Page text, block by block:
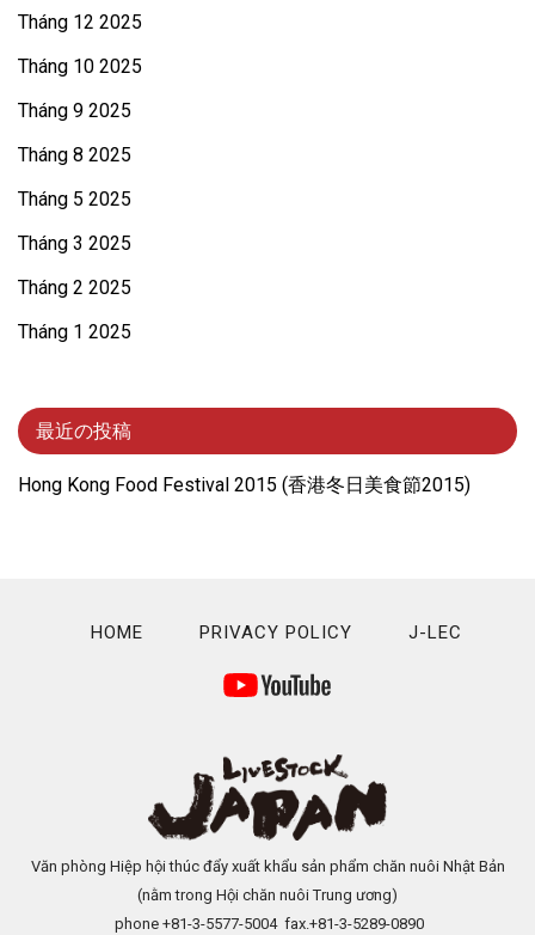
Tháng 12 2025
Tháng 10 2025
Tháng 9 2025
Tháng 8 2025
Tháng 5 2025
Tháng 3 2025
Tháng 2 2025
Tháng 1 2025
最近の投稿
Hong Kong Food Festival 2015 (⾹港冬⽇美⾷節2015)
HOME PRIVACY POLICY J-LEC
Văn phòng Hiệp hội thúc đẩy xuất khẩu sản phẩm chăn nuôi Nhật Bản
(nằm trong Hội chăn nuôi Trung ương)
phone +81-3-5577-5004 fax.+81-3-5289-0890